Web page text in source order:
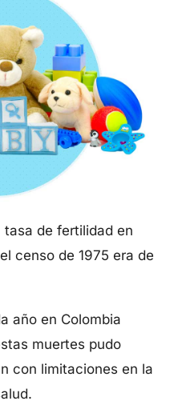
tasa de fertilidad en
censo de 1975 era de
año en Colombia
muertes pudo
con limitaciones en la